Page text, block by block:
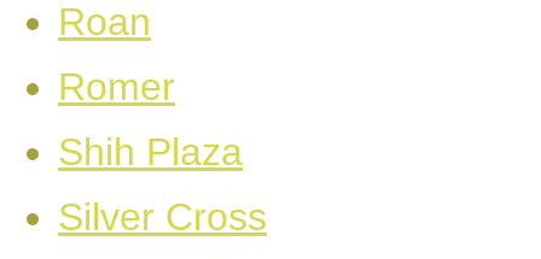
Roan
Romer
Shih Plaza
Silver Cross